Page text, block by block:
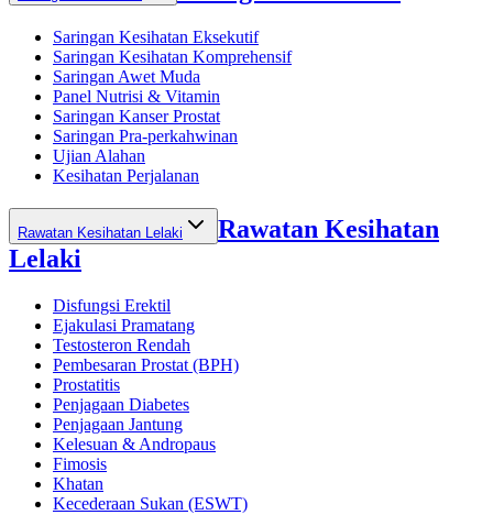
Saringan Kesihatan Eksekutif
Saringan Kesihatan Komprehensif
Saringan Awet Muda
Panel Nutrisi & Vitamin
Saringan Kanser Prostat
Saringan Pra-perkahwinan
Ujian Alahan
Kesihatan Perjalanan
Rawatan Kesihatan Lelaki
Rawatan Kesihatan
Lelaki
Disfungsi Erektil
Ejakulasi Pramatang
Testosteron Rendah
Pembesaran Prostat (BPH)
Prostatitis
Penjagaan Diabetes
Penjagaan Jantung
Kelesuan & Andropaus
Fimosis
Khatan
Kecederaan Sukan (ESWT)